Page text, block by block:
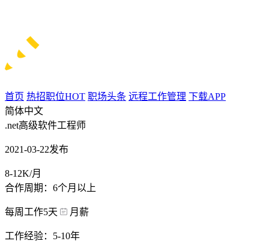
首页 热招职位HOT 职场头条 远程工作管理 下载APP
简体中文
.net高级软件工程师
2021-03-22发布
8-12K/月
合作周期：6个月以上
每周工作5天 月薪
工作经验：5-10年